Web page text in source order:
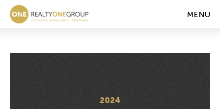
MENU
2024